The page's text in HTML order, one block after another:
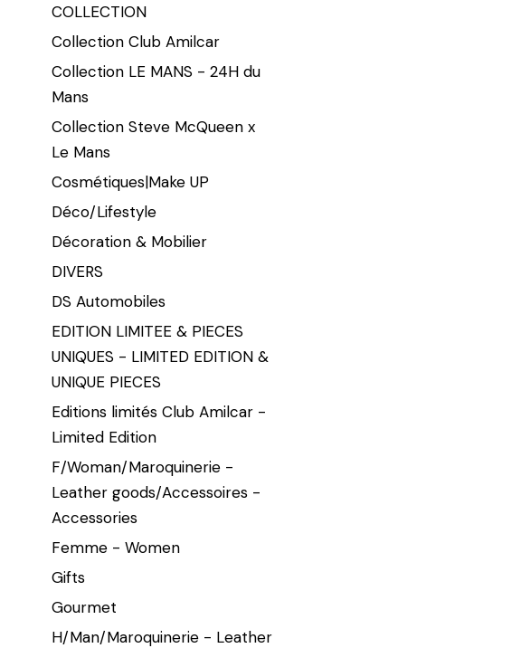
COLLECTION
Collection Club Amilcar
Collection LE MANS - 24H du
Mans
Collection Steve McQueen x
Le Mans
Cosmétiques|Make UP
Déco/Lifestyle
Décoration & Mobilier
DIVERS
DS Automobiles
EDITION LIMITEE & PIECES
UNIQUES - LIMITED EDITION &
UNIQUE PIECES
Editions limités Club Amilcar -
Limited Edition
F/Woman/Maroquinerie -
Leather goods/Accessoires -
Accessories
Femme - Women
Gifts
Gourmet
H/Man/Maroquinerie - Leather